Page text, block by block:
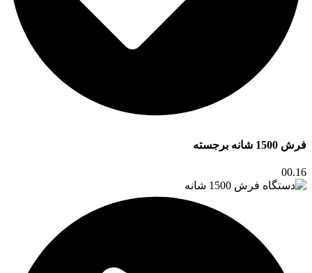
فرش 1500 شانه برجسته
00.16